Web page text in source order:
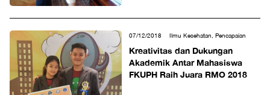
07/12/2018 Ilmu Kesehatan, Pencapaian
Kreativitas dan Dukungan
Akademik Antar Mahasiswa
FKUPH Raih Juara RMO 2018